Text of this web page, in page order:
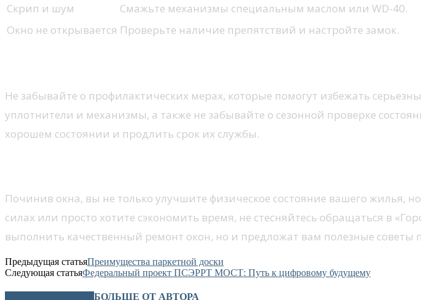
Скрип и шум
Смажьте механизмы специальным маслом или WD-40.
Окно не открывается Проверьте наличие препятствий и настройте замок.
Не забывайте о профилактических мерах, которые помогут избежать
уплотнители и механизмы, а также не забывайте о сезонной проверке
хорошем состоянии и продлить срок их службы.
Починив окна, вы не только улучшите физическое состояние вашего жилья,
силах или просто хотите сэкономить время, не стесняйтесь обращаться в
выполнить качественный ремонт окон, но и предложат вам полезные
Предыдущая статьяПреимущества паркетной доски
Следующая статьяФедеральный проект ПСЭРРТ МОСТ: Путь к цифровому будущему
БОЛЬШЕ ОТ АВТОРА